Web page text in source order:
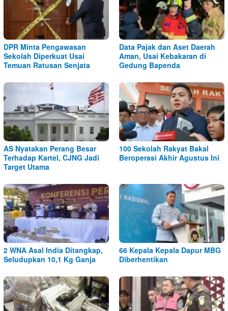
DPR Minta Pengawasan
Sekolah Diperkuat Usai
Temuan Ratusan Senjata
Data Pajak dan Aset Daerah
Aman, Usai Kebakaran di
Gedung Bapenda
AS Nyatakan Perang Besar
Terhadap Kartel, CJNG Jadi
Target Utama
100 Sekolah Rakyat Bakal
Beroperasi Akhir Agustus Ini
2 WNA Asal India Ditangkap,
Seludupkan 10,1 Kg Ganja
66 Kepala Kepala Dapur MBG
Diberhentikan